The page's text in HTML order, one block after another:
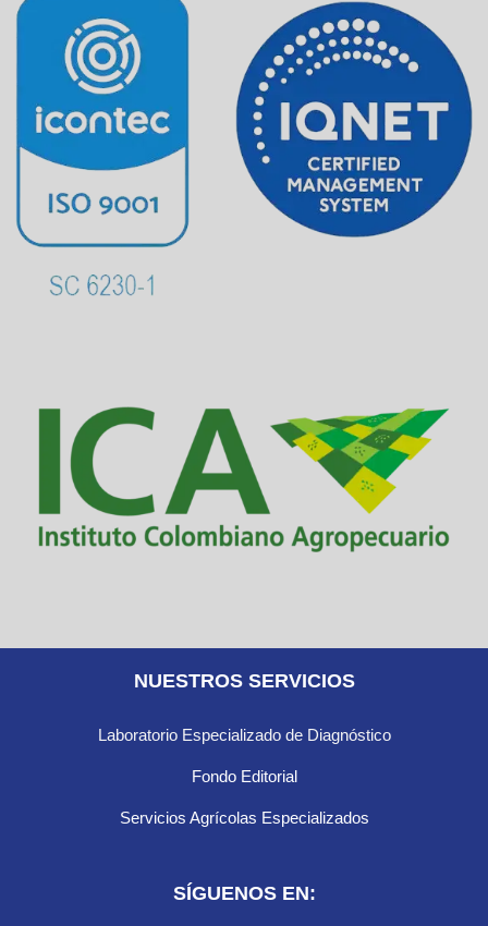
NUESTROS SERVICIOS
Laboratorio Especializado de Diagnóstico
Fondo Editorial
Servicios Agrícolas Especializados
SÍGUENOS EN: